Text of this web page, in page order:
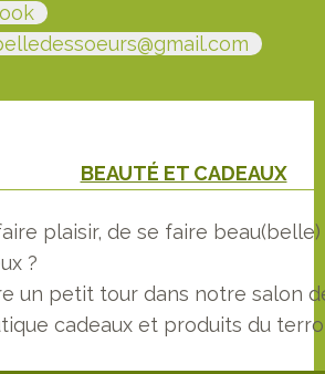
BEAUTÉ ET CADEAUX
plaisir, de se faire
?
un petit tour dans notre salon
cadeaux et produits du